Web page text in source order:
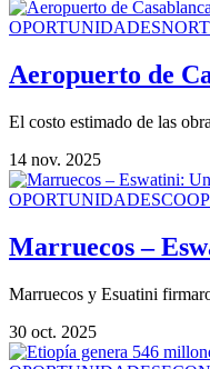
OPORTUNIDADES
Aeropuerto de
El costo estimado de las
14 nov. 2025
OPORTUNIDADES
Marruecos –
Marruecos y Esuatini
30 oct. 2025